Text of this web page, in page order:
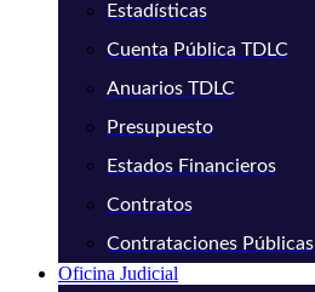
Estadísticas
Cuenta Pública TDLC
Anuarios TDLC
Presupuesto
Estados Financieros
Contratos
Contrataciones Públicas
Oficina Judicial